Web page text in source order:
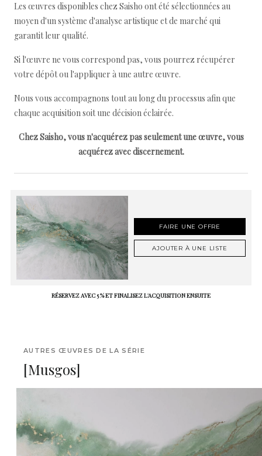
Les œuvres disponibles chez Saisho ont été sélectionnées au
moyen d'un système d'analyse artistique et de marché qui
garantit leur qualité.
Si l'œuvre ne vous correspond pas, vous pourrez récupérer
votre dépôt ou l'appliquer à une autre œuvre.
Nous vous accompagnons tout au long du processus afin que
chaque acquisition soit une décision éclairée.
Chez Saisho, vous n'acquérez pas seulement une œuvre, vous
acquérez avec discernement.
FAIRE UNE OFFRE
AJOUTER À UNE LISTE
RÉSERVEZ AVEC 5 % ET FINALISEZ L'ACQUISITION ENSUITE
AUTRES ŒUVRES DE LA SÉRIE
[Musgos]